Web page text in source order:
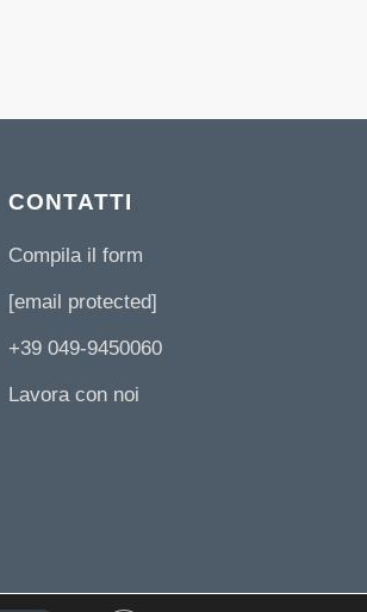
CONTATTI
Compila il form
[email protected]
+39 049-9450060
Lavora con noi